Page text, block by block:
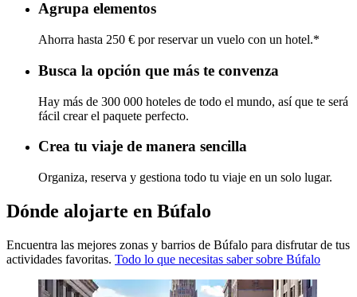
Agrupa elementos
Ahorra hasta 250 € por reservar un vuelo con un hotel.*
Busca la opción que más te convenza
Hay más de 300 000 hoteles de todo el mundo, así que te será
fácil crear el paquete perfecto.
Crea tu viaje de manera sencilla
Organiza, reserva y gestiona todo tu viaje en un solo lugar.
Dónde alojarte en Búfalo
Encuentra las mejores zonas y barrios de Búfalo para disfrutar de tus
actividades favoritas. Todo lo que necesitas saber sobre Búfalo